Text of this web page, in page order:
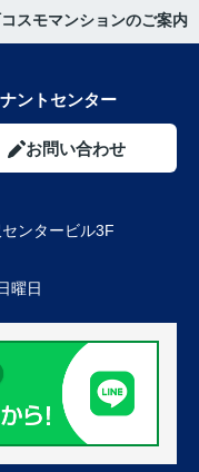
スモマンションのご案内
ントセンター
お問い合わせ
ンタービル3F
曜日